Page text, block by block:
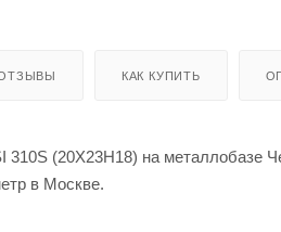
КАК КУПИТЬ
310S (20Х23Н18) на металлобазе
за метр в Москве.